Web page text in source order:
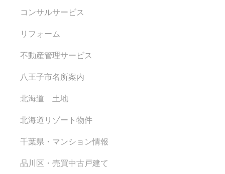
コンサルサービス
リフォーム
不動産管理サービス
八王子市名所案内
北海道 土地
北海道リゾート物件
千葉県・マンション情報
品川区・売買中古戸建て